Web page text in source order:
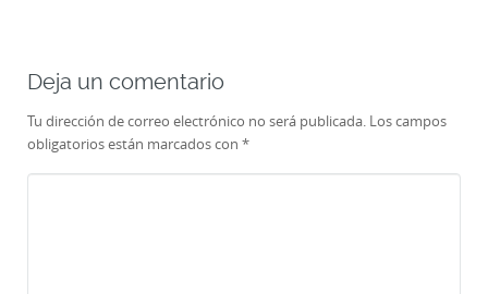
Deja un comentario
Tu dirección de correo electrónico no será publicada. Los campos
obligatorios están marcados con *